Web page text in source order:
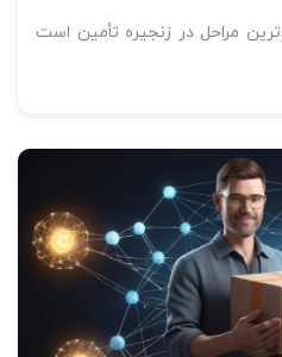
مراحل در زنجیره تأمین است